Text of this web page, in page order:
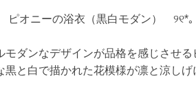
ピオニーの浴衣（黒白モダン） ୨୧*｡
モダンなデザインが品格を感じさせる
黒と白で描かれた花模様が凛と涼しげ